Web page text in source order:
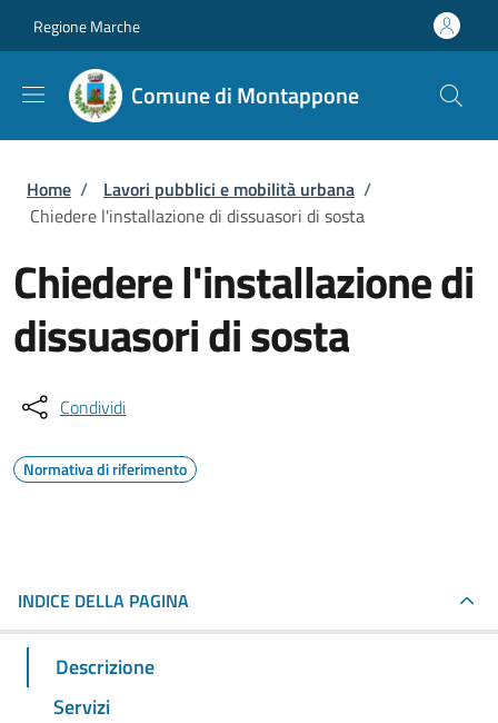
Regione Marche
Comune di Montappone
Briciole di pane
Home / Lavori pubblici e mobilità urbana /
Chiedere l'installazione di dissuasori di sosta
Chiedere l'installazione di
dissuasori di sosta
Condividi
Normativa di riferimento
INDICE DELLA PAGINA
Descrizione
Servizi